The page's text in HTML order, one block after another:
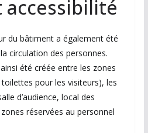
du bâtiment a également été
circulation des personnes.
été créée entre les zones
toilettes pour les visiteurs), les
d’audience, local des
réservées au personnel